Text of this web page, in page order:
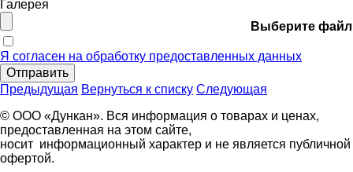
Галерея
Выберите файл
Я согласен на обработку предоставленных данных
Отправить
Предыдущая Вернуться к списку Следующая
© ООО «Дункан». Вся информация о товарах и ценах,
предоставленная на этом сайте,
носит информационный характер и не является публичной
офертой.